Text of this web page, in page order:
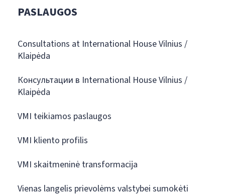
PASLAUGOS
Consultations at International House Vilnius /
Klaipėda
Консультации в International House Vilnius /
Klaipėda
VMI teikiamos paslaugos
VMI kliento profilis
VMI skaitmeninė transformacija
Vienas langelis prievolėms valstybei sumokėti